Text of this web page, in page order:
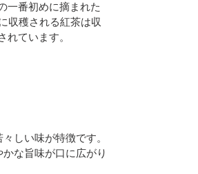
一番初めに摘まれた
収穫される紅茶は収
れています。
しい味が特徴です。
な旨味が口に広がり